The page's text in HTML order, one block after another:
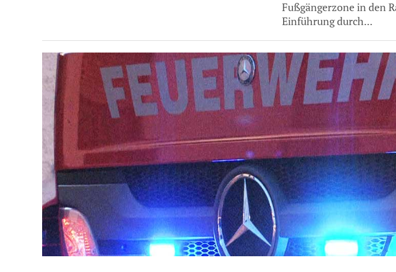
Fußgängerzone in den
Einführung durch...